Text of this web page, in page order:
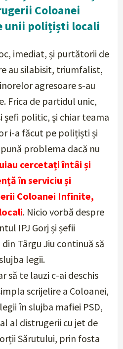
Coloanei
unii polițiști locali
imediat, și purtătorii de
au silabisit, triumfalist,
agresoare s-au
Frica de partidul unic,
șefi politic, și chiar teama
i-a făcut pe polițiști și
problema dacă nu
cercetați întâi și
în serviciu și
Coloanei Infinite,
. Nicio vorbă despre
IPJ Gorj și șefii
Târgu Jiu continuă să
legii.
să te lauzi c-ai deschis
scrijelire a Coloanei,
în slujba mafiei PSD,
al distrugerii cu jet de
Sărutului, prin fosta